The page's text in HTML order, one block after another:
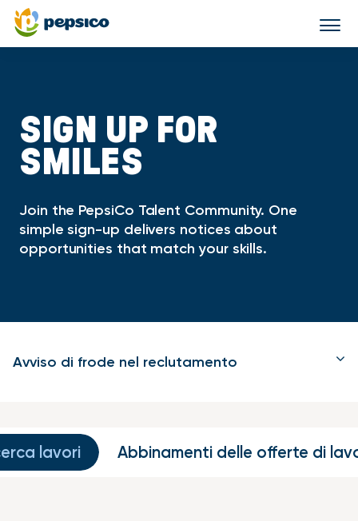
SIGN UP FOR
SMILES
Join the PepsiCo Talent Community. One
simple sign-up delivers notices about
opportunities that match your skills.
Avviso di frode nel reclutamento
lavori Abbinamenti delle offerte di